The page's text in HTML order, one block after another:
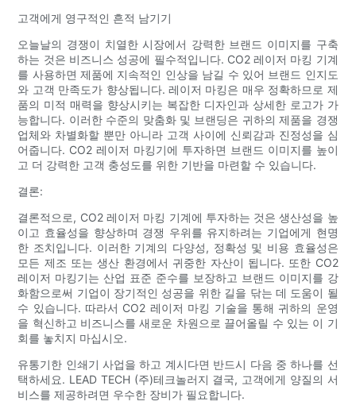
고객에게 영구적인 흔적 남기기
오늘날의 경쟁이 치열한 시장에서 강력한 브랜드 이미지를 구축
하는 것은 비즈니스 성공에 필수적입니다. CO2 레이저 마킹 기계
를 사용하면 제품에 지속적인 인상을 남길 수 있어 브랜드 인지도
와 고객 만족도가 향상됩니다. 레이저 마킹은 매우 정확하므로 제
품의 미적 매력을 향상시키는 복잡한 디자인과 상세한 로고가 가
능합니다. 이러한 수준의 맞춤화 및 브랜딩은 귀하의 제품을 경쟁
업체와 차별화할 뿐만 아니라 고객 사이에 신뢰감과 진정성을 심
어줍니다. CO2 레이저 마킹기에 투자하면 브랜드 이미지를 높이
고 더 강력한 고객 충성도를 위한 기반을 마련할 수 있습니다.
결론:
결론적으로, CO2 레이저 마킹 기계에 투자하는 것은 생산성을 높
이고 효율성을 향상하며 경쟁 우위를 유지하려는 기업에게 현명
한 조치입니다. 이러한 기계의 다양성, 정확성 및 비용 효율성은
모든 제조 또는 생산 환경에서 귀중한 자산이 됩니다. 또한 CO2
레이저 마킹기는 산업 표준 준수를 보장하고 브랜드 이미지를 강
화함으로써 기업이 장기적인 성공을 위한 길을 닦는 데 도움이 될
수 있습니다. 따라서 CO2 레이저 마킹 기술을 통해 귀하의 운영
을 혁신하고 비즈니스를 새로운 차원으로 끌어올릴 수 있는 이 기
회를 놓치지 마십시오.
유통기한 인쇄기 사업을 하고 계시다면 반드시 다음 중 하나를 선
택하세요. LEAD TECH (주)테크놀러지 결국, 고객에게 양질의 서
비스를 제공하려면 우수한 장비가 필요합니다.